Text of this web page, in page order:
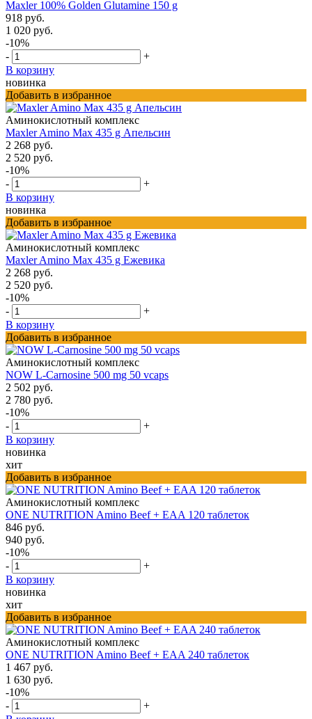
Maxler 100% Golden Glutamine 150 g
918 руб.
1 020 руб.
-10%
-
+
В корзину
новинка
Добавить в избранное
Аминокислотный комплекс
Maxler Amino Max 435 g Апельсин
2 268 руб.
2 520 руб.
-10%
-
+
В корзину
новинка
Добавить в избранное
Аминокислотный комплекс
Maxler Amino Max 435 g Ежевика
2 268 руб.
2 520 руб.
-10%
-
+
В корзину
Добавить в избранное
Аминокислотный комплекс
NOW L-Carnosine 500 mg 50 vcaps
2 502 руб.
2 780 руб.
-10%
-
+
В корзину
новинка
хит
Добавить в избранное
Аминокислотный комплекс
ONE NUTRITION Amino Beef + EAA 120 таблеток
846 руб.
940 руб.
-10%
-
+
В корзину
новинка
хит
Добавить в избранное
Аминокислотный комплекс
ONE NUTRITION Amino Beef + EAA 240 таблеток
1 467 руб.
1 630 руб.
-10%
-
+